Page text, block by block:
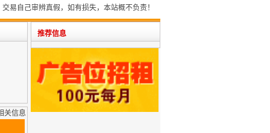
易自己审辨真假，如有损失，本站概不负责！
关信息
推荐信息